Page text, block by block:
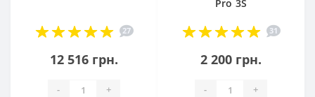
27
12 516 грн.
- +
Pro 3S
31
2 200 грн.
- +